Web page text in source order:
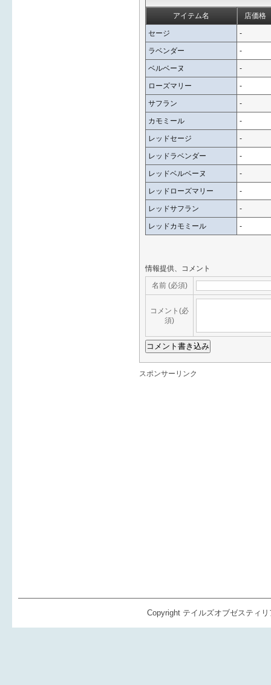
アイテム名 店価格
セージ -
ラベンダー -
ベルベーヌ -
ローズマリー -
サフラン -
カモミール -
レッドセージ -
レッドラベンダー -
レッドベルベーヌ -
レッドローズマリー -
レッドサフラン -
レッドカモミール -
情報提供、コメント
名前 (必須)
コメント(必
須)
スポンサーリンク
Copyright テイルズオブゼスティ